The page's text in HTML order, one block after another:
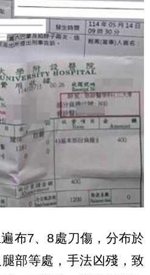
布7、8處刀傷，分布於
部等處，手法凶殘，致